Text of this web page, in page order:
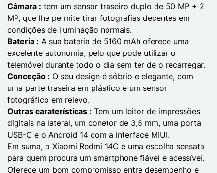
Câmara : tem um sensor traseiro duplo de 50 MP + 2
MP, que lhe permite tirar fotografias decentes em
condições de iluminação normais.
Bateria : A sua bateria de 5160 mAh oferece uma
excelente autonomia, pelo que pode utilizar o
telemóvel durante todo o dia sem ter de o recarregar.
Conceção : O seu design é sóbrio e elegante, com
uma parte traseira em plástico e um sensor
fotográfico em relevo.
Outras caraterísticas : Tem um leitor de impressões
digitais na lateral, um conetor de 3,5 mm, uma porta
USB-C e o Android 14 com a interface MIUI.
Em suma, o Xiaomi Redmi 14C é uma escolha sensata
para quem procura um smartphone fiável e acessível.
Oferece um bom compromisso entre desempenho e